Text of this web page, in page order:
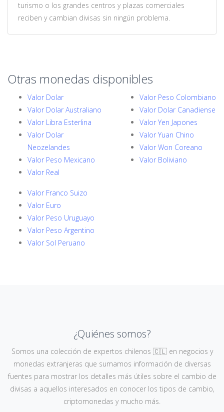
turismo o los grandes centros y plazas comerciales
reciben y cambian divisas sin ningún problema.
Otras monedas disponibles
Valor Dolar
Valor Dolar Australiano
Valor Libra Esterlina
Valor Dolar
Neozelandes
Valor Peso Mexicano
Valor Real
Valor Peso Colombiano
Valor Dolar Canadiense
Valor Yen Japones
Valor Yuan Chino
Valor Won Coreano
Valor Boliviano
Valor Franco Suizo
Valor Euro
Valor Peso Uruguayo
Valor Peso Argentino
Valor Sol Peruano
¿Quiénes somos?
Somos una colección de expertos chilenos 🇨🇱 en negocios y
monedas extranjeras que sumamos información de diversas
fuentes para mostrar los detalles más útiles sobre el cambio de
divisas a aquellos interesados en conocer los tipos de cambio,
criptomonedas y mucho más.